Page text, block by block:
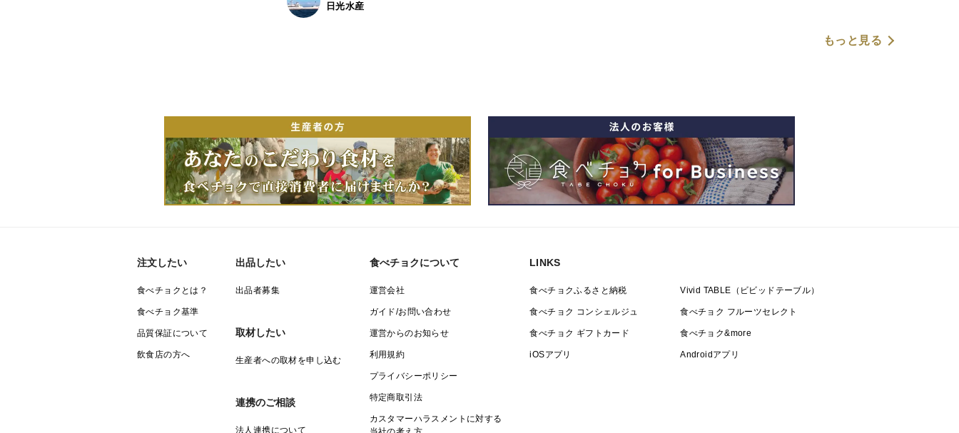
日光水産
もっと見る
注文したい
食べチョクとは？
食べチョク基準
品質保証について
飲食店の方へ
出品したい
出品者募集
取材したい
生産者への取材を申し込む
連携のご相談
法人連携について
食べチョクについて
運営会社
ガイド/お問い合わせ
運営からのお知らせ
利用規約
プライバシーポリシー
特定商取引法
カスタマーハラスメントに対する
LINKS
食べチョクふるさと納税 Vivid TABLE（ビビッドテーブル）
食べチョク コンシェルジュ 食べチョク フルーツセレクト
食べチョク ギフトカード 食べチョク&more
iOSアプリ Androidアプリ